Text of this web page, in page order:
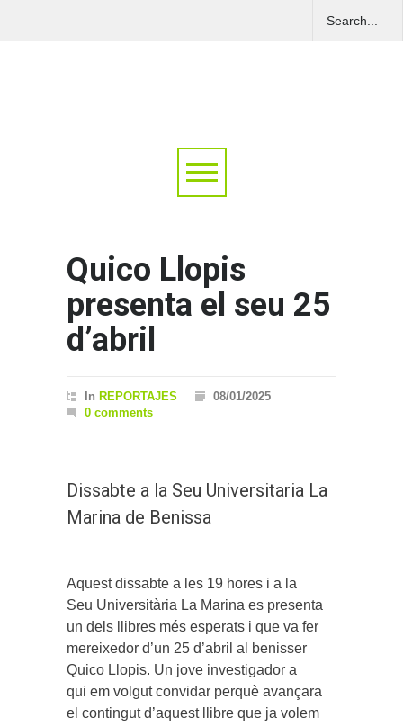
Quico Llopis
presenta el seu 25
d’abril
In REPORTAJES
08/01/2025
0 comments
Dissabte a la Seu Universitaria La
Marina de Benissa
Aquest dissabte a les 19 hores i a la
Seu Universitària La Marina es presenta
un dels llibres més esperats i que va fer
mereixedor d’un 25 d’abril al benisser
Quico Llopis. Un jove investigador a
qui em volgut convidar perquè avançara
el contingut d’aquest llibre que ja volem